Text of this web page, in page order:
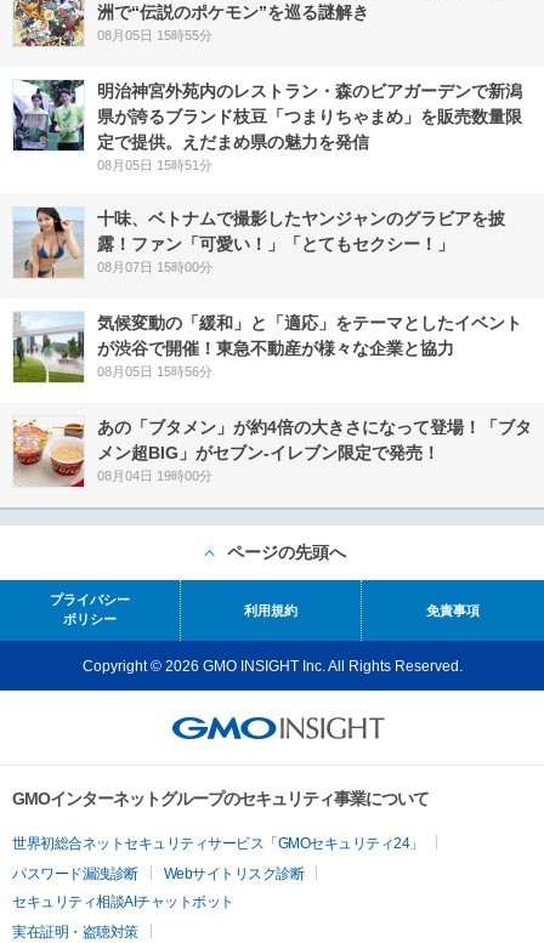
洲で“伝説のポケモン”を巡る謎解き
08月05日 15時55分
明治神宮外苑内のレストラン・森のビアガーデンで新潟
県が誇るブランド枝豆「つまりちゃまめ」を販売数量限
定で提供。えだまめ県の魅力を発信
08月05日 15時51分
十味、ベトナムで撮影したヤンジャンのグラビアを披
露！ファン「可愛い！」「とてもセクシー！」
08月07日 15時00分
気候変動の「緩和」と「適応」をテーマとしたイベント
が渋谷で開催！東急不動産が様々な企業と協力
08月05日 15時56分
あの「ブタメン」が約4倍の大きさになって登場！「ブタ
メン超BIG」がセブン‐イレブン限定で発売！
08月04日 19時00分
ページの先頭へ
プライバシー
ポリシー
利用規約 免責事項
Copyright © 2026 GMO INSIGHT Inc. All Rights Reserved.
GMOインターネットグループのセキュリティ事業について
世界初総合ネットセキュリティサービス「GMOセキュリティ24」
パスワード漏洩診断
Webサイトリスク診断
セキュリティ相談AIチャットボット
実在証明・盗聴対策